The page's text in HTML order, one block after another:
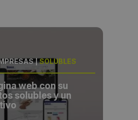
|SOLUBLES
web con su
solubles y un